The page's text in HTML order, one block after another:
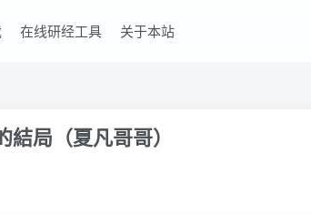
在线研经工具 关于本站
局（夏凡哥哥）